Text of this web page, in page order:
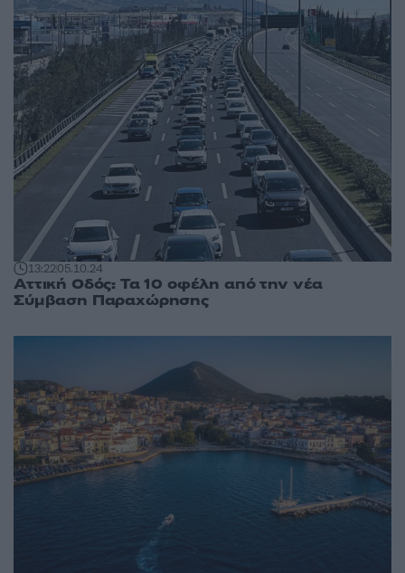
13:2205.10.24
Αττική Οδός: Τα 10 οφέλη από την νέα
Σύμβαση Παραχώρησης